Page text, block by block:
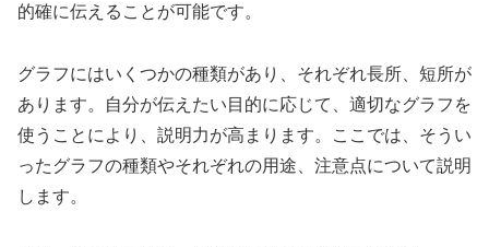
的確に伝えることが可能です。
グラフにはいくつかの種類があり、それぞれ長所、短所が
あります。自分が伝えたい目的に応じて、適切なグラフを
使うことにより、説明力が高まります。ここでは、そうい
ったグラフの種類やそれぞれの用途、注意点について説明
します。